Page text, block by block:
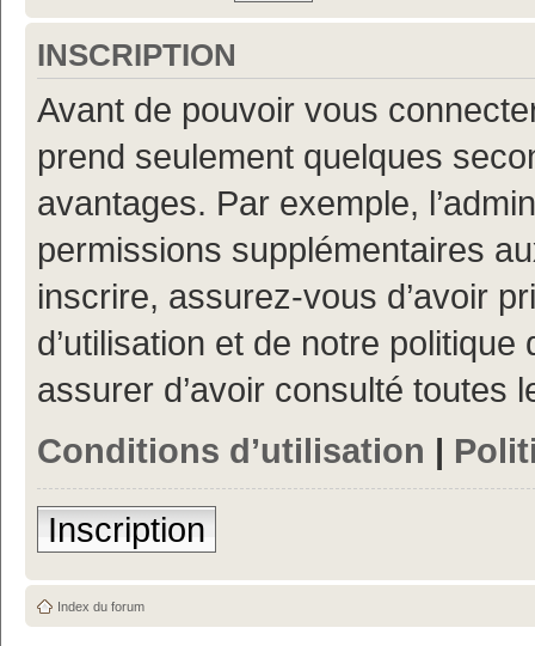
INSCRIPTION
Avant de pouvoir vous
prend seulement quelques
avantages. Par exemple,
permissions supplémentaires
inscrire, assurez-vous d’avoir
d’utilisation et de notre
assurer d’avoir consulté toutes
Conditions d’utilisation |
Inscription
Index du forum